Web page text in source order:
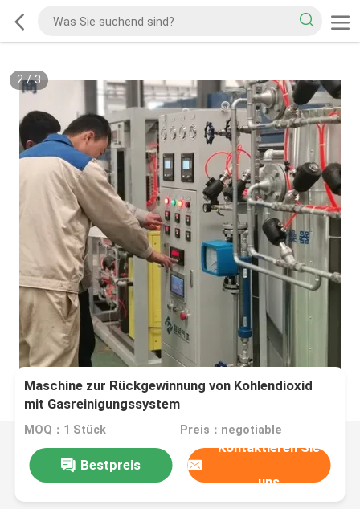
2/3
Maschine zur Rückgewinnung von Kohlendioxid
mit Gasreinigungssystem
MOQ：1 Stück Preis：negotiable
Bestpreis
Kontaktieren Sie
uns